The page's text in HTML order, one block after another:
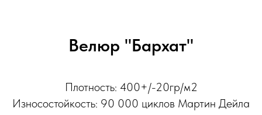
Велюр "Бархат"
Плотность: 400+/-20гр/м2
Износостойкость: 90 000 циклов Мартин Дейла